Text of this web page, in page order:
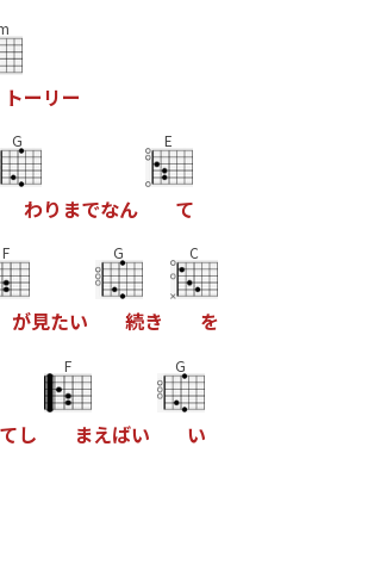
トー リー
G
わり までなん
E
て
F
が見たい
G
続き
C
を
てし
F
まえばい
G
い